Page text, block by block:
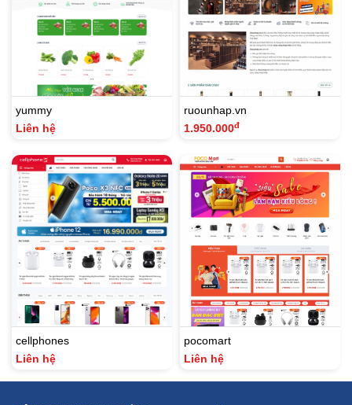
yummy
Liên hệ
ruounhap.vn
1.950.000đ
cellphones
Liên hệ
pocomart
Liên hệ